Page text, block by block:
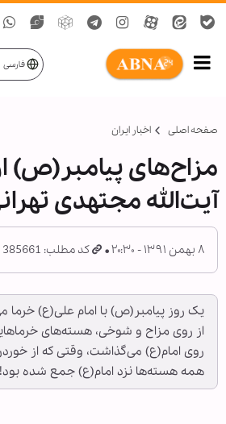
فارسی
صفحه اصلی اخبار ایران
مزاح‌های پیامبر(ص)
آیت‌الله مجتهدی
۸ بهمن ۱۳۹۱ - ۲۰:۳۰ کد مطلب: 385661
یک روز پیامبر(ص) با امام علی(ع) خرما
از روی مزاح و شوخی، هسته‌های
روی امام(ع) می‌گذاشت، وقتی که از
همه هسته‌ها نزد امام(ع) جمع شده بود!